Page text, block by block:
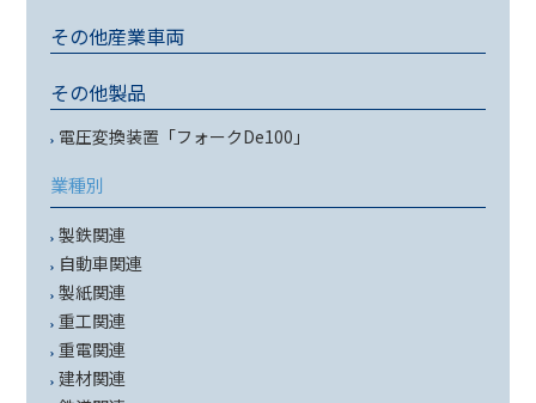
その他産業車両
その他製品
電圧変換装置「フォークDe100」
業種別
製鉄関連
自動車関連
製紙関連
重工関連
重電関連
建材関連